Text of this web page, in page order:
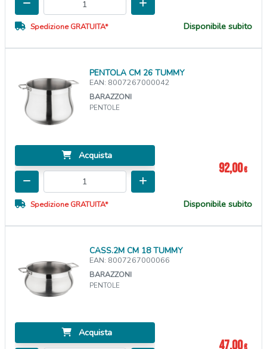
Spedizione GRATUITA* Disponibile subito
PENTOLA CM 26 TUMMY
EAN: 8007267000042
BARAZZONI
PENTOLE
Acquista
92,00€
Spedizione GRATUITA* Disponibile subito
CASS.2M CM 18 TUMMY
EAN: 8007267000066
BARAZZONI
PENTOLE
Acquista